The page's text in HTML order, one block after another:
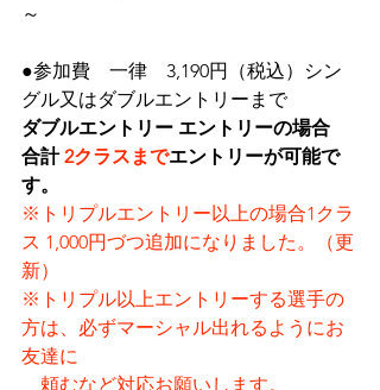
～
●参加費　一律　3,190円（税込）シン
グル又はダブルエントリーまで
ダブルエントリー エントリーの場合
合計 2クラスまでエントリーが可能で
す。
※トリプルエントリー以上の場合1クラ
ス 1,000円づつ追加になりました。（更
新）
※トリプル以上エントリーする選手の
方は、必ずマーシャル出れるようにお
友達に
頼むなど対応お願いします。